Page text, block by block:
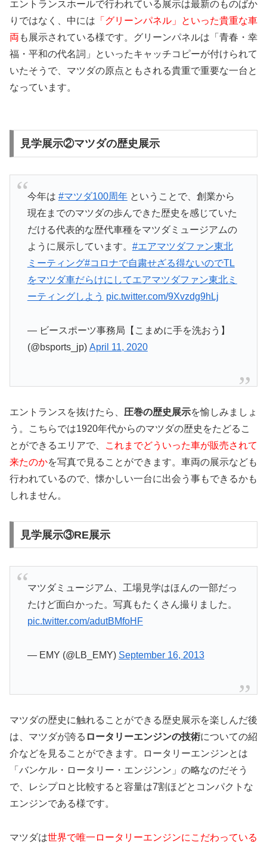
エントランスホールで行われている展示は最新のものばか
りではなく、中には 「グリーンパネル」といった貴重な車
両 も展示されている様です。グリーンパネルは「青春・幸
福・平和の代名詞」といったキャッチコピーが付けられて
いたそうで、マツダの原点ともされる貴重で重要な一台と
なっています。
見学展示②マツダの歴史展示
今年は #マツダ100周年ということで、創業から
現在までのマツダの歩んできた歴史を感じていた
だける代表的な歴代車種をマツダミュージアムの
ように展示しています。 #エアマツダファン東北
ミーティング#コロナで自粛せざる得ないのでTL
をマツダ車だらけにしてエアマツダファン東北ミ
ーティングしよう pic.twitter.com/9Xvzdg9hLj
— ビースポーツ事務局【こまめに手を洗おう】
(@bsports_jp) April 11, 2020
エントランスを抜けたら、 圧巻の歴史展示を愉しみましょ
う。こちらでは1920年代からのマツダの歴史をたどるこ
とができるエリアで、
これまでどういった車が販売されて
来たのかを写真で見ることができます。車両の展示なども
行われているので、懐かしい一台に出会う事もできるかも
しれません。
見学展示③RE展示
マツダミュージアム、工場見学はほんの一部だっ
たけど面白かった。写真もたくさん撮りました。
pic.twitter.com/adutBMfoHF
— EMY (@LB_EMY) September 16, 2013
マツダの歴史に触れることができる歴史展示を楽しんだ後
は、マツダが誇る ロータリーエンジンの技術についての紹
介などを見ることができます。ロータリーエンジンとは
「バンケル・ロータリー・エンジンン」の略なのだそう
で、レシプロと比較すると容量は7割ほどとコンパクトな
エンジンである様です。
マツダは世界で唯一ロータリーエンジンにこだわっている